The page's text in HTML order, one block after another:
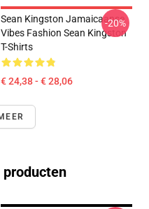
Sean Kingston Jamaicaanse
Vibes Fashion Sean Kingston
T-Shirts
€ 24,38 - € 28,06
-20%
producten